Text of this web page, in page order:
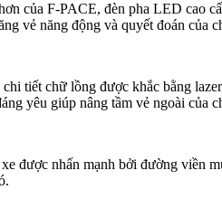
của F-PACE, đèn pha LED cao
vẻ năng động và quyết đoán của
tiết chữ lồng được khắc bằng
yêu giúp nâng tầm vẻ ngoài của
được nhấn mạnh bởi đường viền